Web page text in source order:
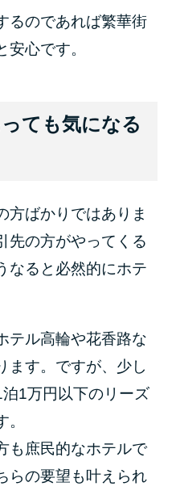
るのであれば繁華街
心です。
ても気になる
方ばかりではありま
先の方がやってくる
なると必然的にホテ
テル高輪や花香路な
ます。ですが、少し
1万円以下のリーズ
も庶民的なホテルで
らの要望も叶えられ